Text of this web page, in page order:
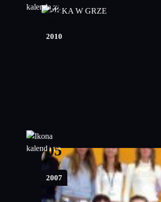
22
2010
05
luty
2007